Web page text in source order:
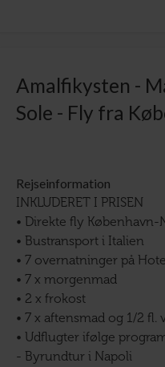
Amalfikysten -
Sole - Fly fra
Rejseinformation
INKLUDERET I PRISEN
• Direkte fly København-
• Bustransport i Italien
• 7 overnatninger på
• 7 x morgenmad
• 2 x frokost
• 7 x aftensmad og 1/2
• Udflugter ifølge
- Byrundtur i Napoli